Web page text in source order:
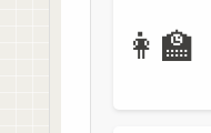
👩‍🏫